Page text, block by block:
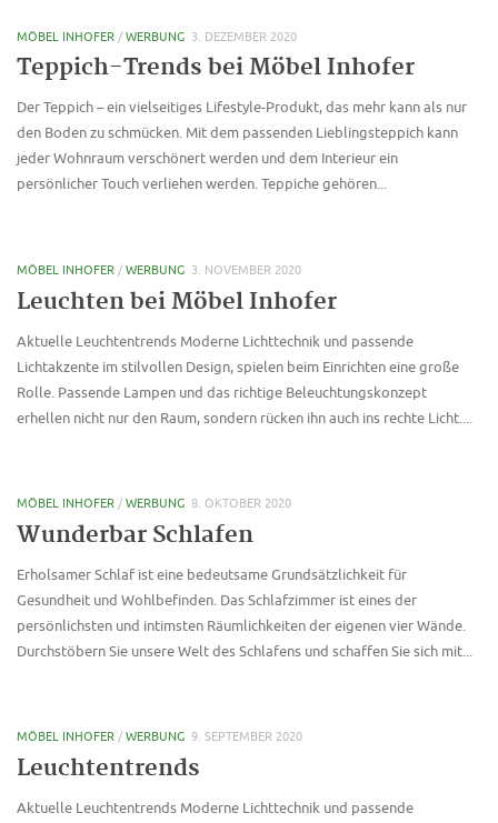
MÖBEL INHOFER / WERBUNG 3. DEZEMBER 2020
Teppich-Trends bei Möbel Inhofer
Der Teppich – ein vielseitiges Lifestyle-Produkt, das mehr kann als nur
den Boden zu schmücken. Mit dem passenden Lieblingsteppich kann
jeder Wohnraum verschönert werden und dem Interieur ein
persönlicher Touch verliehen werden. Teppiche gehören...
MÖBEL INHOFER / WERBUNG 3. NOVEMBER 2020
Leuchten bei Möbel Inhofer
Aktuelle Leuchtentrends Moderne Lichttechnik und passende
Lichtakzente im stilvollen Design, spielen beim Einrichten eine große
Rolle. Passende Lampen und das richtige Beleuchtungskonzept
erhellen nicht nur den Raum, sondern rücken ihn auch ins rechte Licht....
MÖBEL INHOFER / WERBUNG 8. OKTOBER 2020
Wunderbar Schlafen
Erholsamer Schlaf ist eine bedeutsame Grundsätzlichkeit für
Gesundheit und Wohlbefinden. Das Schlafzimmer ist eines der
persönlichsten und intimsten Räumlichkeiten der eigenen vier Wände.
Durchstöbern Sie unsere Welt des Schlafens und schaffen Sie sich mit...
MÖBEL INHOFER / WERBUNG 9. SEPTEMBER 2020
Leuchtentrends
Aktuelle Leuchtentrends Moderne Lichttechnik und passende